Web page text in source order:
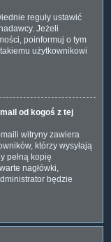
reguły ustawić
Jeżeli
poinformuj o tym
użytkownikowi
od kogoś z tej
witryny zawiera
którzy wysyłają
pełną kopię
nagłówki,
będzie